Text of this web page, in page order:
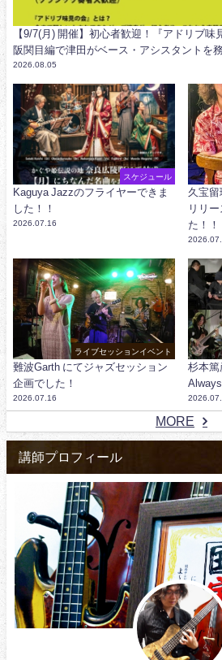
【9/7(月) 開催】初心者歓迎！『アドリブ
阪関目編で津田がベース・アシスタントを
2026.08.05
スケジュール
Kaguya Jazzのフライヤーできま
した！！
2026.07.16
久宝
リリ
た！！
ライブセッションイベント
難波Garth にてジャズセッション
企画でした！
2026.07.16
杉本篤
Always
MORE
講師プロフィール